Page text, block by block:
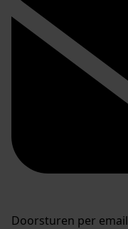
Doorsturen per email